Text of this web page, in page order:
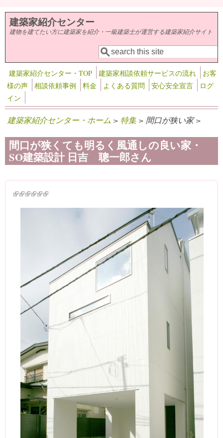
メインコンテンツに移動
建築家紹介センター
建物を建てたい方に建築家を紹介・一級建築士が運営する建築家紹介サイト
検索フォーム
検索
建築家紹介センター・TOP 建築家相談依頼サービスの流れ
お客
様の声
相談依頼事例 料金 よくある質問 安心安全宣言
ログ
イン
建築家紹介センター・ホーム > 特集 > 間口が狭い家 >
間口が狭くても明るく風通しの良い家・
SO建築設計 日吉 聰一郎さん
(link is external)
(link is external)
(link is external)
(link is external)
(link is external)
(link is external)